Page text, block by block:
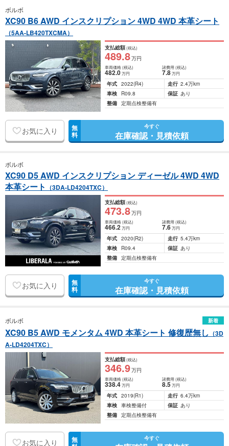
ボルボ
XC90 B6 AWD インスクリプション 4WD 4WD 本革シート
（5AA-LB420TXCMA）
支払総額(税込)
489.8万円
車両価格(税込)
482.0万円
諸費用 (税込)
7.8 万円
年式 2022(R4) 走行 2.4万km
車検
R09.8 保証 あり
整備 定期点検整備有
お気に入り 無
料
今すぐ
在庫確認・見積依頼
ボルボ
XC90 D5 AWD インスクリプション ディーゼル 4WD 4WD
本革シート （3DA-LD4204TXC）
支払総額(税込)
473.8万円
車両価格(税込)
466.2万円
諸費用 (税込)
7.6 万円
年式 2020(R2) 走行 5.4万km
車検
R09.4 保証 あり
整備 定期点検整備有
お気に入り 無
料
今すぐ
在庫確認・見積依頼
ボルボ 新着
XC90 B5 AWD モメンタム 4WD 本革シート 修復歴無し （3D
A-LD4204TXC）
支払総額(税込)
346.9万円
車両価格(税込)
338.4万円
諸費用 (税込)
8.5 万円
年式 2019(R1) 走行 6.4万km
車検 車検整備付 保証 あり
整備 定期点検整備有
お気に入り 無 今すぐ